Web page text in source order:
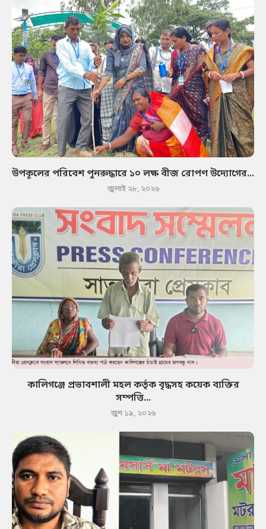
উপকূলের পরিবেশ পুনরুদ্ধারে ১০ লক্ষ বীজ রোপণ উদ্যোগের...
জুলাই ২৮, ২০২৬
কালিগঞ্জে প্রভাবশালী মহল কর্তৃক বৃদ্ধসহ কয়েক ব্যক্তির
সম্পত্তি...
জুন ১৯, ২০২৬